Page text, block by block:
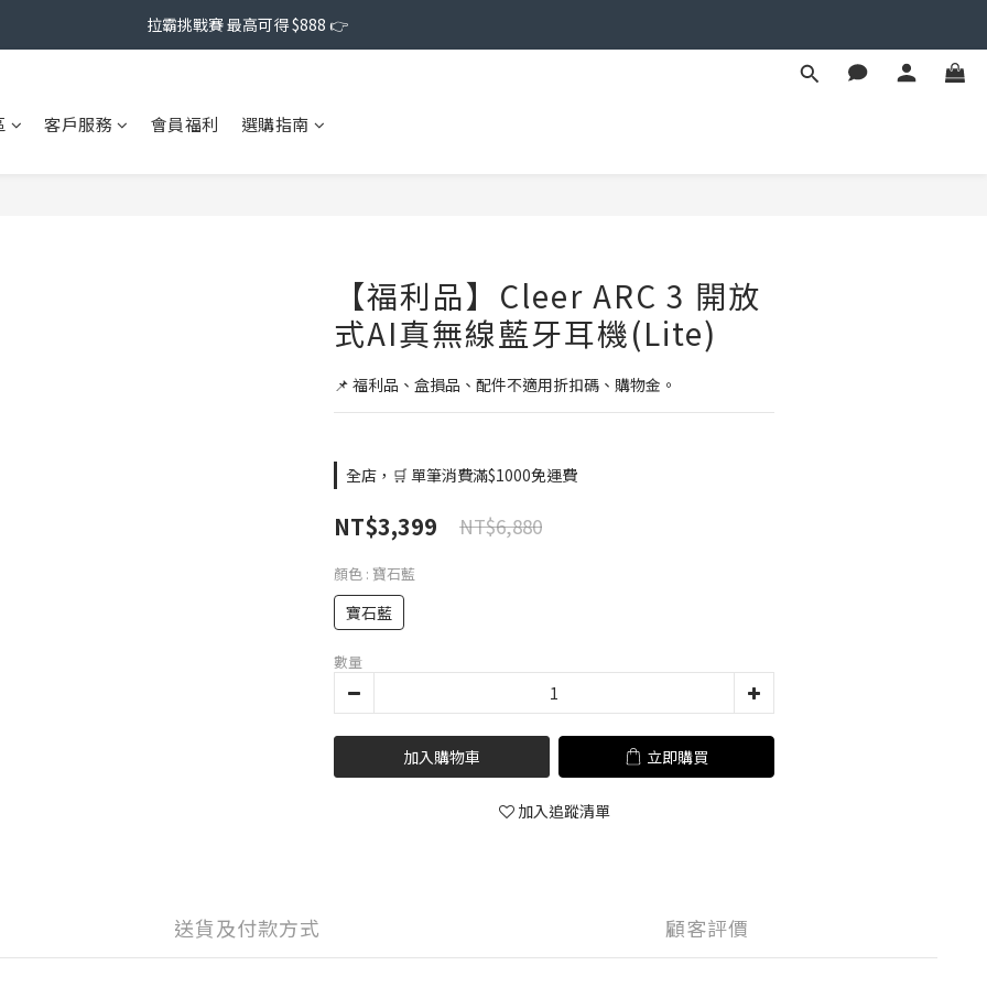
拉霸挑戰賽 最高可得 $888 👉
客戶服務 會員福利 選購指南
【福利品】Cleer ARC 3 開放
式AI真無線藍牙耳機(Lite)
📌 福利品、盒損品、配件不適用折扣碼、購物金。
全店，🛒 單筆消費滿$1000免運費
NT$3,399 NT$6,880
顏色 : 寶石藍
寶石藍
數量
加入購物車 立即購買
加入追蹤清單
送貨及付款方式 顧客評價